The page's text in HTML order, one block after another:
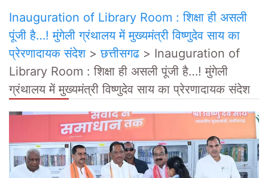
Inauguration of Library Room : शिक्षा ही असली
पूंजी है…! मुंगेली ग्रंथालय में मुख्यमंत्री विष्णुदेव साय का
प्रेरणादायक संदेश>छत्तीसगढ > Inauguration of
Library Room : शिक्षा ही असली पूंजी है…! मुंगेली
ग्रंथालय में मुख्यमंत्री विष्णुदेव साय का प्रेरणादायक संदेश